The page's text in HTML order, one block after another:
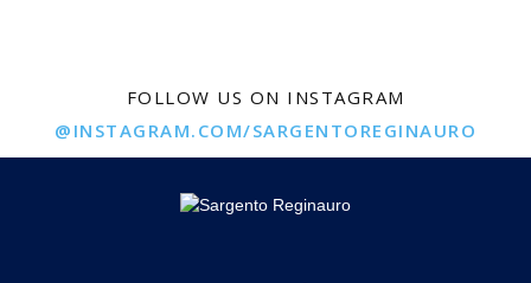
FOLLOW US ON INSTAGRAM
@INSTAGRAM.COM/SARGENTOREGINAURO